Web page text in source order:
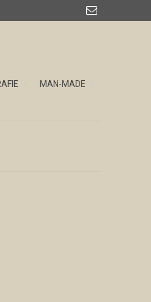

MAN-MADE